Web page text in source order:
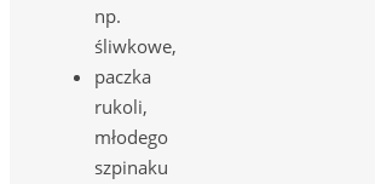
np.
śliwkowe,
paczka
rukoli,
młodego
szpinaku